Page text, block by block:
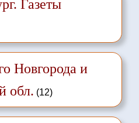
Газеты
Новгорода и
обл. (12)